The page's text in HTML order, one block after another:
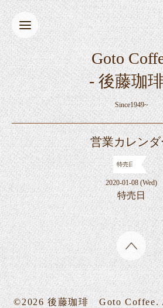
Goto
- 後藤珈
Since1949~
営業カレンダ
特売日
2020-01-08 (Wed)
特売日
©2026 後藤珈琲 Goto Coffee.